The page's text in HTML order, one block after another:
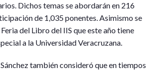
Dichos temas se abordarán en 216
de 1,035 ponentes. Asimismo se
del Libro del IIS que este año tiene
a la Universidad Veracruzana.
también consideró que en tiempos